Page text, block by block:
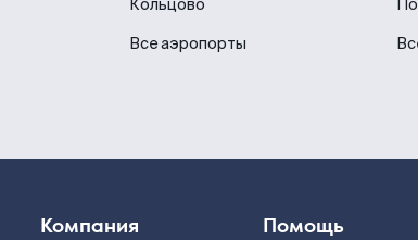
Кольцово
Все аэропорты
Компания Помощь